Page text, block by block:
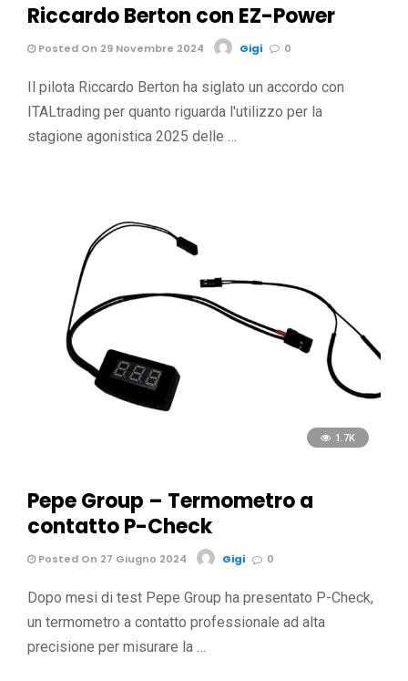
Riccardo Berton con EZ-Power
Posted On 29 Novembre 2024 Gigi 0
Il pilota Riccardo Berton ha siglato un accordo con
ITALtrading per quanto riguarda l'utilizzo per la
stagione agonistica 2025 delle …
1.7K
Pepe Group – Termometro a
contatto P-Check
Posted On 27 Giugno 2024 Gigi 0
Dopo mesi di test Pepe Group ha presentato P-Check,
un termometro a contatto professionale ad alta
precisione per misurare la …